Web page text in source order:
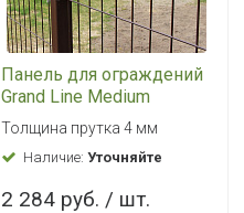
Панель для ограждений
Grand Line Medium
1,53x2,5 RAL 8017
(коричевый)
Толщина прутка 4 мм
Наличие: Уточняйте
2 284 руб. / шт.